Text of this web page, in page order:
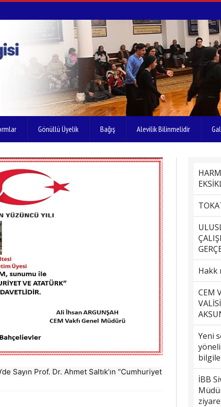
Gönüllü Üyelik Bağış Alevilik Bilinmelidir
Sayın Prof. Dr. Ahmet Saltık’ın “Cumhuriyet
Hakk
CEM
Yeni
İBB